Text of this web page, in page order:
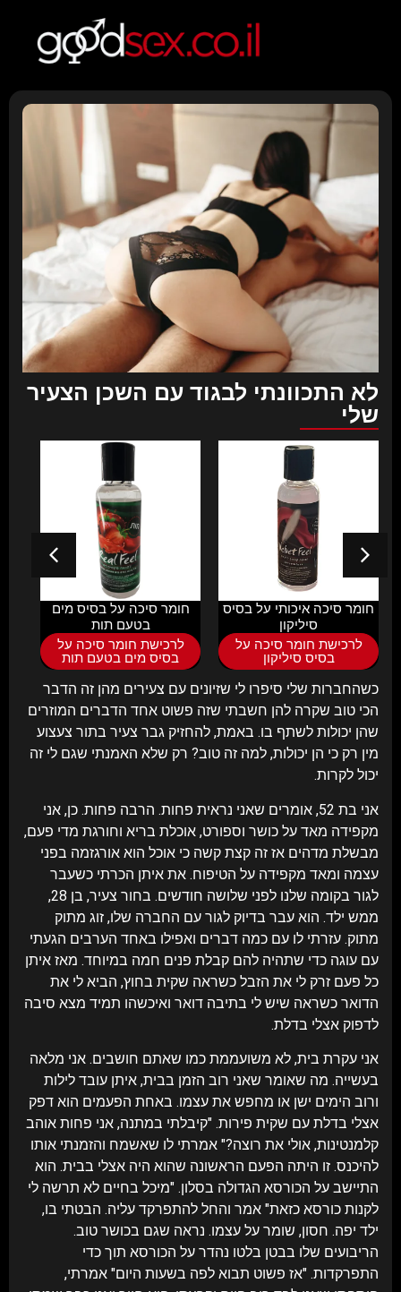
לא התכוונתי לבגוד עם השכן הצעיר
שלי
חומר סיכה איכותי על בסיס
סיליקון
לרכישת חומר סיכה על
בסיס סיליקון
חומר סיכה על בסיס מים
בטעם תות
לרכישת חומר סיכה על
בסיס מים בטעם תות
כשהחברות שלי סיפרו לי שזיונים עם צעירים מהן זה הדבר
הכי טוב שקרה להן חשבתי שזה פשוט אחד הדברים המוזרים
שהן יכולות לשתף בו. באמת, להחזיק גבר צעיר בתור צעצוע
מין רק כי הן יכולות, למה זה טוב? רק שלא האמנתי שגם לי זה
יכול לקרות.
אני בת 52, אומרים שאני נראית פחות. הרבה פחות. כן, אני
מקפידה מאד על כושר וספורט, אוכלת בריא וחורגת מדי פעם,
מבשלת מדהים אז זה קצת קשה כי אוכל הוא אורגזמה בפני
עצמה ומאד מקפידה על הטיפוח. את איתן הכרתי כשעבר
לגור בקומה שלנו לפני שלושה חודשים. בחור צעיר, בן 28,
ממש ילד. הוא עבר בדיוק לגור עם החברה שלו, זוג מתוק
מתוק. עזרתי לו עם כמה דברים ואפילו באחד הערבים הגעתי
עם עוגה כדי שתהיה להם קבלת פנים חמה במיוחד. מאז איתן
כל פעם זרק לי את הזבל כשראה שקית בחוץ, הביא לי את
הדואר כשראה שיש לי בתיבה דואר ואיכשהו תמיד מצא סיבה
לדפוק אצלי בדלת.
אני עקרת בית, לא משועממת כמו שאתם חושבים. אני מלאה
בעשייה. מה שאומר שאני רוב הזמן בבית, איתן עובד לילות
ורוב הימים ישן או מחפש את עצמו. באחת הפעמים הוא דפק
אצלי בדלת עם שקית פירות. "קיבלתי במתנה, אני פחות אוהב
קלמנטינות, אולי את רוצה?" אמרתי לו שאשמח והזמנתי אותו
להיכנס. זו היתה הפעם הראשונה שהוא היה אצלי בבית. הוא
התיישב על הכורסא הגדולה בסלון. "מיכל בחיים לא תרשה לי
לקנות כורסא כזאת" אמר והחל להתפרקד עליה. הבטתי בו,
ילד יפה. חסון, שומר על עצמו. נראה שגם בכושר טוב.
הריבועים שלו בבטן בלטו נהדר על הכורסא תוך כדי
התפרקדות. "אז פשוט תבוא לפה בשעות היום" אמרתי,